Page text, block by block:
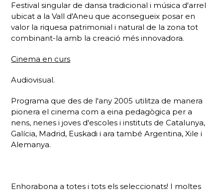
Festival singular de dansa tradicional i música d'arrel
ubicat a la Vall d'Aneu que aconsegueix posar en
valor la riquesa patrimonial i natural de la zona tot
combinant-la amb la creació més innovadora.
Cinema en curs
Audiovisual.
Programa que des de l'any 2005 utilitza de manera
pionera el cinema com a eina pedagògica per a
nens, nenes i joves d'escoles i instituts de Catalunya,
Galícia, Madrid, Euskadi i ara també Argentina, Xile i
Alemanya.
Enhorabona a totes i tots els seleccionats! I moltes